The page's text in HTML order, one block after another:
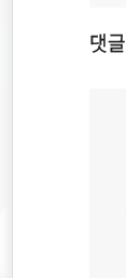
댓글